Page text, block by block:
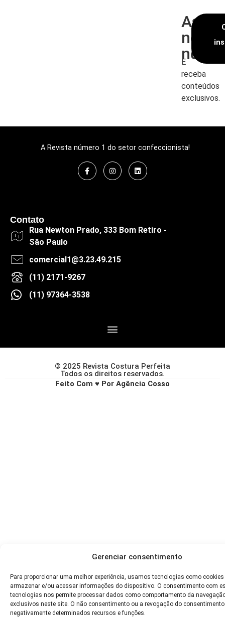
Gerenciar consentimento
Para proporcionar uma melhor experiência, usamos tecnologias como cookies
armazenar e/ou acessar informações do dispositivo. O consentimento com
tecnologias nos permite processar dados como comportamento da
exclusivos neste site. O não consentimento ou a revogação do
negativamente determinados recursos e funções.
nossa
E
receba
conteúdos
exclusivos.
A Revista número 1 do setor confeccionista!
Contato
Rua Newton Prado, 333 Bom Retiro -
São Paulo
comercial1@3.23.49.215
(11) 2171-9267
(11) 97364-3538
© 2025 Revista Costura Perfeita
Todos os direitos reservados.
Feito Com ♥ Por Agência Cosso